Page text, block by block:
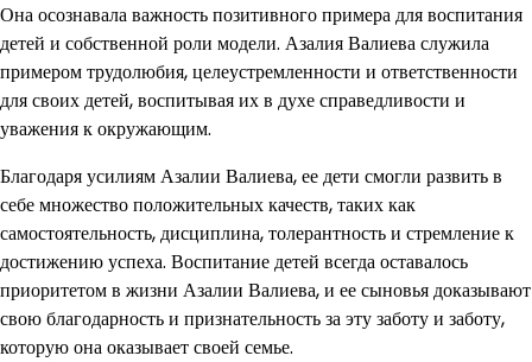
Она осознавала важность позитивного примера для воспитания
детей и собственной роли модели. Азалия Валиева служила
примером трудолюбия, целеустремленности и ответственности
для своих детей, воспитывая их в духе справедливости и
уважения к окружающим.
Благодаря усилиям Азалии Валиева, ее дети смогли развить в
себе множество положительных качеств, таких как
самостоятельность, дисциплина, толерантность и стремление к
достижению успеха. Воспитание детей всегда оставалось
приоритетом в жизни Азалии Валиева, и ее сыновья доказывают
свою благодарность и признательность за эту заботу и заботу,
которую она оказывает своей семье.